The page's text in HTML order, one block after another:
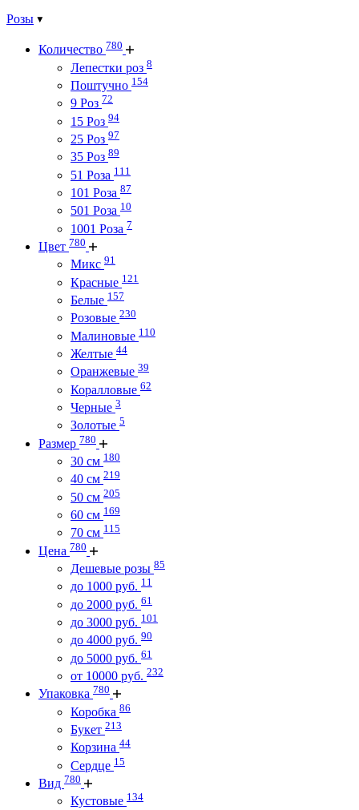
Розы
Количество 780
Лепестки роз 8
Поштучно 154
9 Роз 72
15 Роз 94
25 Роз 97
35 Роз 89
51 Роза 111
101 Роза 87
501 Роза 10
1001 Роза 7
Цвет 780
Микс 91
Красные 121
Белые 157
Розовые 230
Малиновые 110
Желтые 44
Оранжевые 39
Коралловые 62
Черные 3
Золотые 5
Размер 780
30 см 180
40 см 219
50 см 205
60 см 169
70 см 115
Цена 780
Дешевые розы 85
до 1000 руб. 11
до 2000 руб. 61
до 3000 руб. 101
до 4000 руб. 90
до 5000 руб. 61
от 10000 руб. 232
Упаковка 780
Коробка 86
Букет 213
Корзина 44
Сердце 15
Вид 780
Кустовые 134